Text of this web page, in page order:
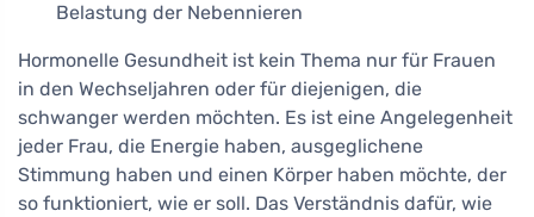
Belastung der Nebennieren
Hormonelle Gesundheit ist kein Thema nur für Frauen
in den Wechseljahren oder für diejenigen, die
schwanger werden möchten. Es ist eine Angelegenheit
jeder Frau, die Energie haben, ausgeglichene
Stimmung haben und einen Körper haben möchte, der
so funktioniert, wie er soll. Das Verständnis dafür, wie